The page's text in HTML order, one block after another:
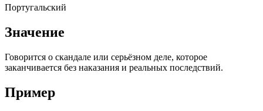
Португальский
Значение
Говорится о скандале или серьёзном деле, которое
заканчивается без наказания и реальных последствий.
Пример